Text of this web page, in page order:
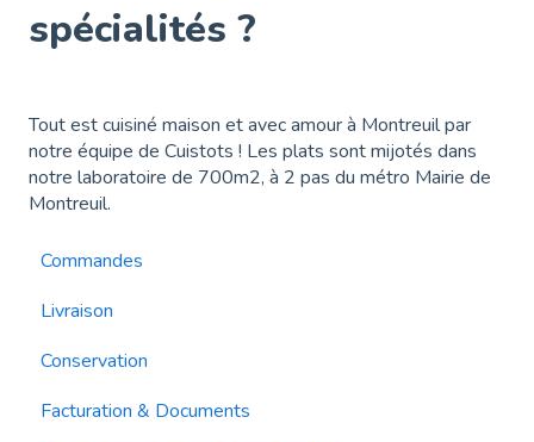
spécialités ?
Tout est cuisiné maison et avec amour à Montreuil par
notre équipe de Cuistots ! Les plats sont mijotés dans
notre laboratoire de 700m2, à 2 pas du métro Mairie de
Montreuil.
Commandes
Livraison
Conservation
Facturation & Documents